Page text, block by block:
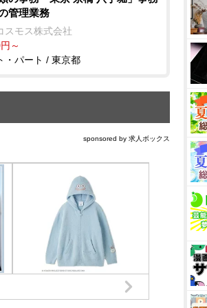
管理業務
スモス株式会社
～
・パート / 東京都
sponsored by 求人ボックス